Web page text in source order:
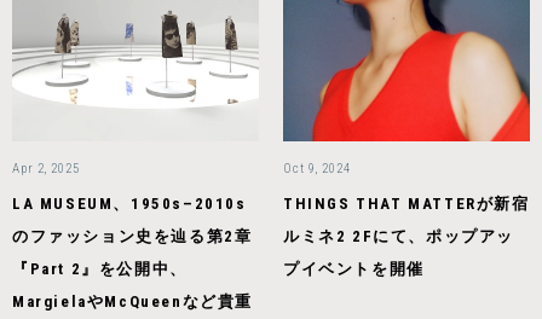
Apr 2, 2025
LA MUSEUM、1950s–2010s
のファッション史を辿る第2章
『Part 2』を公開中、
MargielaやMcQueenなど貴重
Oct 9, 2024
THINGS THAT MATTERが新宿
ルミネ2 2Fにて、ポップアッ
プイベントを開催